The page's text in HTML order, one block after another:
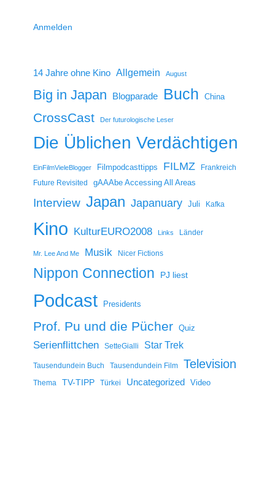
Anmelden
14 Jahre ohne Kino Allgemein August
Big in Japan Blogparade Buch China
CrossCast Der futurologische Leser
Die Üblichen Verdächtigen
EinFilmVieleBlogger Filmpodcasttipps FILMZ
Frankreich
Future Revisited
gAAAbe Accessing All Areas
Interview Japan Japanuary Juli Kafka
Kino KulturEURO2008 Links Länder
Mr. Lee And Me Musik Nicer Fictions
Nippon Connection PJ liest
Podcast Presidents
Prof. Pu und die Pücher Quiz
Serienflittchen SetteGialli Star Trek
Tausendundein Buch Tausendundein Film Television
Thema TV-TIPP Türkei Uncategorized Video